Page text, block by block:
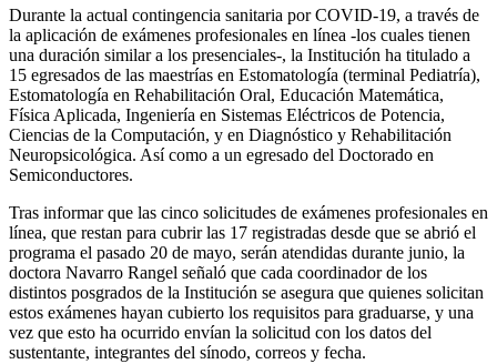
Durante la actual contingencia sanitaria por COVID-19, a través de
la aplicación de exámenes profesionales en línea -los cuales tienen
una duración similar a los presenciales-, la Institución ha titulado a
15 egresados de las maestrías en Estomatología (terminal Pediatría),
Estomatología en Rehabilitación Oral, Educación Matemática,
Física Aplicada, Ingeniería en Sistemas Eléctricos de Potencia,
Ciencias de la Computación, y en Diagnóstico y Rehabilitación
Neuropsicológica. Así como a un egresado del Doctorado en
Semiconductores.
Tras informar que las cinco solicitudes de exámenes profesionales en
línea, que restan para cubrir las 17 registradas desde que se abrió el
programa el pasado 20 de mayo, serán atendidas durante junio, la
doctora Navarro Rangel señaló que cada coordinador de los
distintos posgrados de la Institución se asegura que quienes solicitan
estos exámenes hayan cubierto los requisitos para graduarse, y una
vez que esto ha ocurrido envían la solicitud con los datos del
sustentante, integrantes del sínodo, correos y fecha.